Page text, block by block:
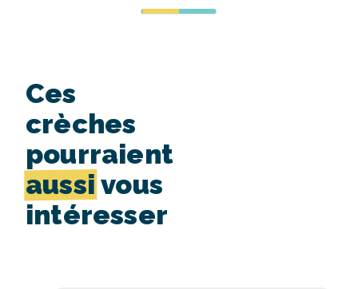
Ces
crèches
pourraient
aussi vous
intéresser